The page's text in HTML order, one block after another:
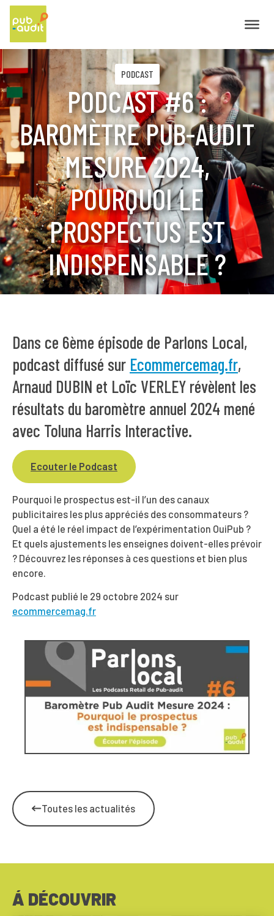
PODCAST
PODCAST #6 :
BAROMÈTRE PUB-AUDIT
MESURE 2024,
POURQUOI LE
PROSPECTUS EST
INDISPENSABLE ?
Dans ce 6ème épisode de Parlons Local,
podcast diffusé sur Ecommercemag.fr,
Arnaud DUBIN et Loïc VERLEY révèlent les
résultats du baromètre annuel 2024 mené
avec Toluna Harris Interactive.
Ecouter le Podcast
Pourquoi le prospectus est-il l’un des canaux
publicitaires les plus appréciés des consommateurs ?
Quel a été le réel impact de l’expérimentation OuiPub ?
Et quels ajustements les enseignes doivent-elles prévoir
? Découvrez les réponses à ces questions et bien plus
encore.
Podcast publié le 29 octobre 2024 sur
ecommercemag.fr
Toutes les actualités
Á DÉCOUVRIR